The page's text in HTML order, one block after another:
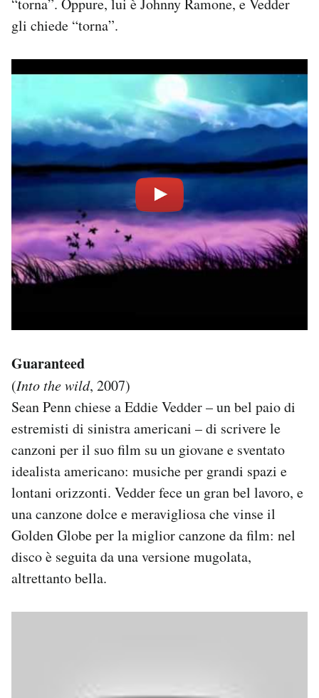
“torna”. Oppure, lui è Johnny Ramone, e Vedder
gli chiede “torna”.
Guaranteed
(Into the wild, 2007)
Sean Penn chiese a Eddie Vedder – un bel paio di
estremisti di sinistra americani – di scrivere le
canzoni per il suo film su un giovane e sventato
idealista americano: musiche per grandi spazi e
lontani orizzonti. Vedder fece un gran bel lavoro, e
una canzone dolce e meravigliosa che vinse il
Golden Globe per la miglior canzone da film: nel
disco è seguita da una versione mugolata,
altrettanto bella.